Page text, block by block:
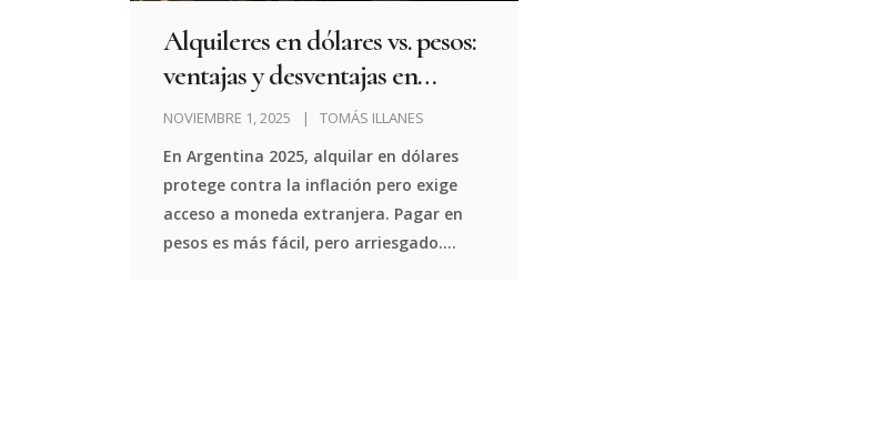
Alquileres en dólares vs. pesos:
ventajas y desventajas en
Argentina 2025
NOVIEMBRE 1, 2025 TOMÁS ILLANES
En Argentina 2025, alquilar en dólares
protege contra la inflación pero exige
acceso a moneda extranjera. Pagar en
pesos es más fácil, pero arriesgado.